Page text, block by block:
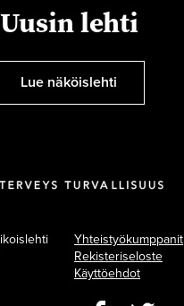
Uusin lehti
Lue näköislehti
Yhteistyökumppanit
Rekisteriseloste
Käyttöehdot